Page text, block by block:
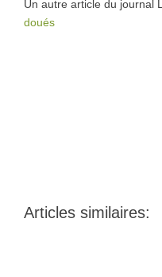
Un autre article du journal
doués
Articles similaires: